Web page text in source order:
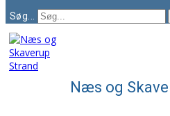
Søg...
Næs og